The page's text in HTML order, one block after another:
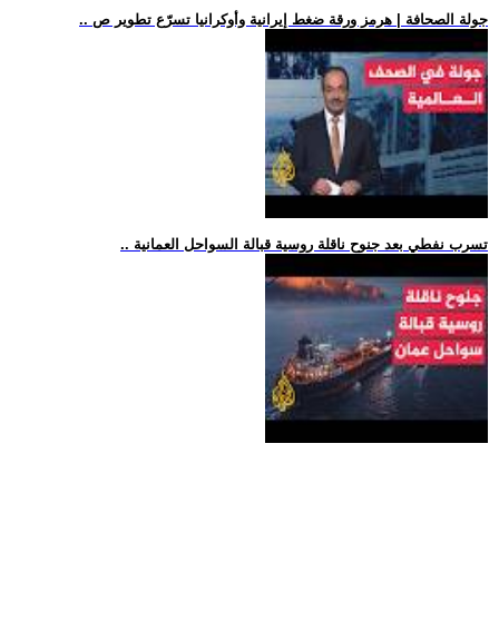
.. جولة الصحافة | هرمز ورقة ضغط إيرانية وأوكرانيا تسرّع تطوير ص
.. تسرب نفطي بعد جنوح ناقلة روسية قبالة السواحل العمانية